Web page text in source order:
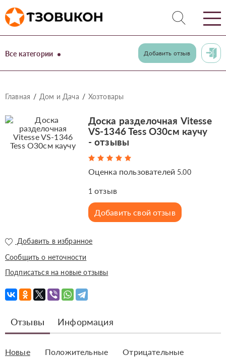
Все категории Добавить отзыв
Главная Дом и Дача Хозтовары
Доска разделочная Vitesse
VS-1346 Tess O30см каучу
- отзывы
Оценка пользователей 5.00
1 отзыв
Добавить свой отзыв
Добавить в избранное
Сообщить о неточности
Подписаться на новые отзывы
Отзывы Информация
Новые Положительные Отрицательные